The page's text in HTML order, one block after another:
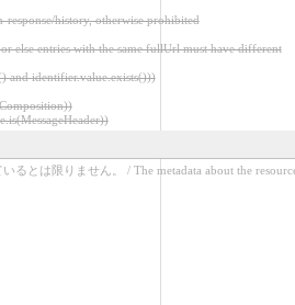
history, otherwise prohibited
entries with the same fullUrl must have different
and identifier.value.exists()))
とは限りません。 / The metadata about the